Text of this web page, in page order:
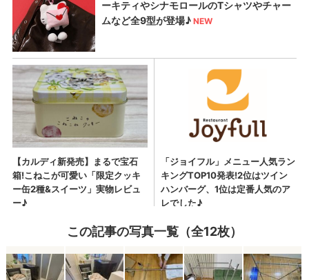
この記事の写真一覧（全12枚）